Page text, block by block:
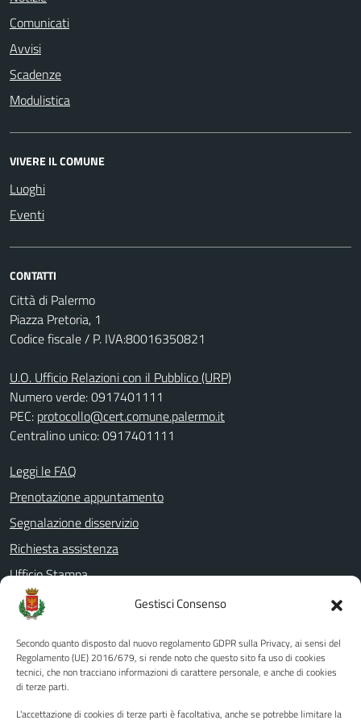
Gestisci Consenso
Secondo quanto disposto dal nuovo regolamento GDPR sulla Privacy, ai sensi del
Regolamento (UE) 2016/679, si rende noto che questo sito fa uso di cookies
tecnici, che non tracciano informazioni di carattere personale, e anche di cookies
di terze parti.
L'accettazione di cookies di terze parti è facoltativa, anche se potrebbe limitare la
Comunicati
Avvisi
Scadenze
Modulistica
VIVERE IL COMUNE
Luoghi
Eventi
CONTATTI
Città di Palermo
Piazza Pretoria, 1
Codice fiscale / P. IVA:80016350821
U.O. Ufficio Relazioni con il Pubblico (URP)
Numero verde: 0917401111
PEC: protocollo@cert.comune.palermo.it
Centralino unico: 0917401111
Leggi le FAQ
Prenotazione appuntamento
Segnalazione disservizio
Richiesta assistenza
Ufficio Stampa
Amministrazione Trasparente
Albo pretorio
Informativa privacy
Note legali